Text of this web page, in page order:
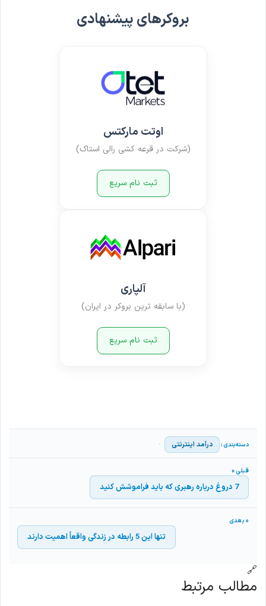
بروکرهای پیشنهادی
اوتت مارکتس
(شرکت در قرعه کشی رالی استاک)
ثبت نام سریع
آلپاری
(با سابقه ترین بروکر در ایران)
ثبت نام سریع
درآمد اینترنتی
7 دروغ درباره رهبری که باید فراموشش کنید
تنها این 5 رابطه در زندگی واقعاً اهمیت دارند
🔗
مطالب مرتبط